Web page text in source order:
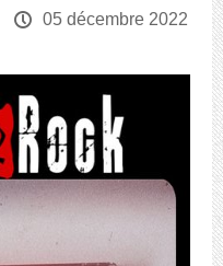
P 05 décembre 2022